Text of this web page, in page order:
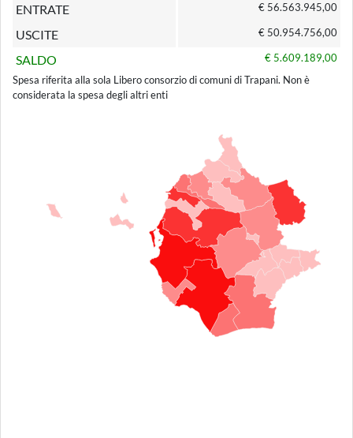
ENTRATE € 56.563.945,00
USCITE € 50.954.756,00
SALDO
€ 5.609.189,00
Spesa riferita alla sola Libero consorzio di comuni di Trapani. Non è
considerata la spesa degli altri enti